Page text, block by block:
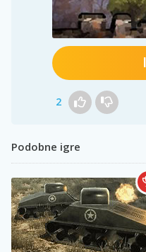
2
Podobne igre